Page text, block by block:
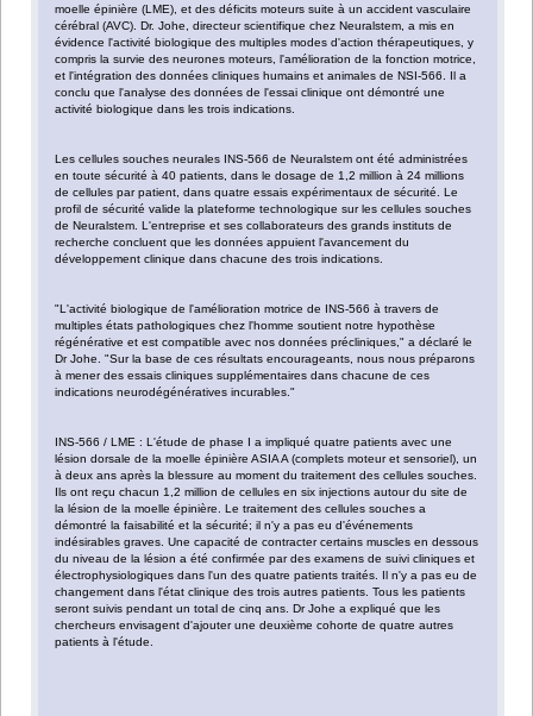
moelle épinière (LME), et des déficits moteurs suite à un accident vasculaire
cérébral (AVC). Dr. Johe, directeur scientifique chez Neuralstem, a mis en
évidence l'activité biologique des multiples modes d'action thérapeutiques, y
compris la survie des neurones moteurs, l'amélioration de la fonction motrice,
et l'intégration des données cliniques humains et animales de NSI-566. Il a
conclu que l'analyse des données de l'essai clinique ont démontré une
activité biologique dans les trois indications.
Les cellules souches neurales INS-566 de Neuralstem ont été administrées
en toute sécurité à 40 patients, dans le dosage de 1,2 million à 24 millions
de cellules par patient, dans quatre essais expérimentaux de sécurité. Le
profil de sécurité valide la plateforme technologique sur les cellules souches
de Neuralstem. L'entreprise et ses collaborateurs des grands instituts de
recherche concluent que les données appuient l'avancement du
développement clinique dans chacune des trois indications.
"L'activité biologique de l'amélioration motrice de INS-566 à travers de
multiples états pathologiques chez l'homme soutient notre hypothèse
régénérative et est compatible avec nos données précliniques," a déclaré le
Dr Johe. "Sur la base de ces résultats encourageants, nous nous préparons
à mener des essais cliniques supplémentaires dans chacune de ces
indications neurodégénératives incurables."
INS-566 / LME : L'étude de phase I a impliqué quatre patients avec une
lésion dorsale de la moelle épinière ASIA A (complets moteur et sensoriel), un
à deux ans après la blessure au moment du traitement des cellules souches.
Ils ont reçu chacun 1,2 million de cellules en six injections autour du site de
la lésion de la moelle épinière. Le traitement des cellules souches a
démontré la faisabilité et la sécurité; il n'y a pas eu d'événements
indésirables graves. Une capacité de contracter certains muscles en dessous
du niveau de la lésion a été confirmée par des examens de suivi cliniques et
électrophysiologiques dans l'un des quatre patients traités. Il n'y a pas eu de
changement dans l'état clinique des trois autres patients. Tous les patients
seront suivis pendant un total de cinq ans. Dr Johe a expliqué que les
chercheurs envisagent d'ajouter une deuxième cohorte de quatre autres
patients à l'étude.